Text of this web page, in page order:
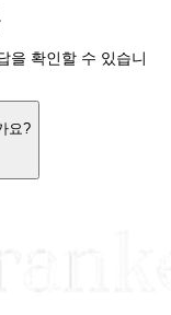
을 확인할 수 있습니
요?